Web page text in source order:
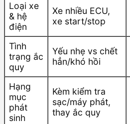
Loại xe
& hệ
điện
Xe nhiều ECU,
xe start/stop
Tình
trạng ắc
quy
Yếu nhẹ vs chết
hẳn/khó hồi
Hạng
mục
phát
sinh
Kèm kiểm tra
sạc/máy phát,
thay ắc quy